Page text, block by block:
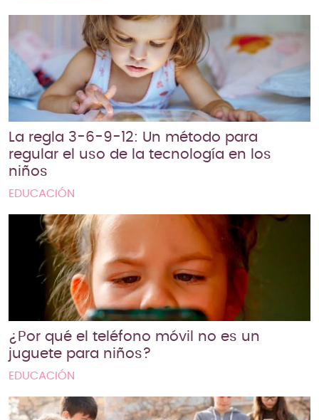
La regla 3-6-9-12: Un método para
regular el uso de la tecnología en los
niños
EDUCACIÓN
¿Por qué el teléfono móvil no es un
juguete para niños?
EDUCACIÓN